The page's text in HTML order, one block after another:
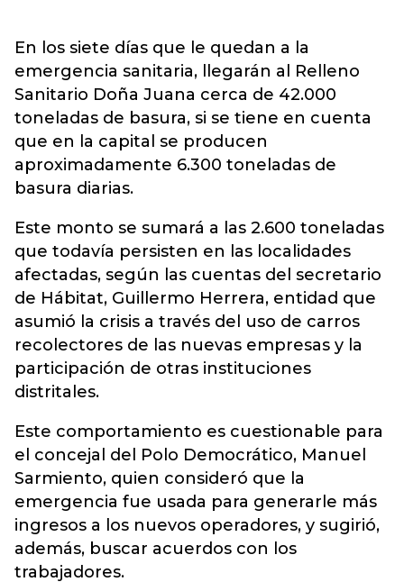
En los siete días que le quedan a la
emergencia sanitaria, llegarán al Relleno
Sanitario Doña Juana cerca de 42.000
toneladas de basura, si se tiene en cuenta
que en la capital se producen
aproximadamente 6.300 toneladas de
basura diarias.
Este monto se sumará a las 2.600 toneladas
que todavía persisten en las localidades
afectadas, según las cuentas del secretario
de Hábitat, Guillermo Herrera, entidad que
asumió la crisis a través del uso de carros
recolectores de las nuevas empresas y la
participación de otras instituciones
distritales.
Este comportamiento es cuestionable para
el concejal del Polo Democrático, Manuel
Sarmiento, quien consideró que la
emergencia fue usada para generarle más
ingresos a los nuevos operadores, y sugirió,
además, buscar acuerdos con los
trabajadores.